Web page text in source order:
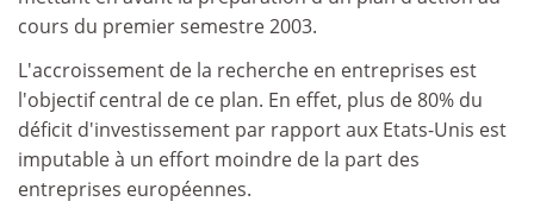
cours du premier semestre 2003.
L'accroissement de la recherche en entreprises est
l'objectif central de ce plan. En effet, plus de 80% du
déficit d'investissement par rapport aux Etats-Unis est
imputable à un effort moindre de la part des
entreprises européennes.